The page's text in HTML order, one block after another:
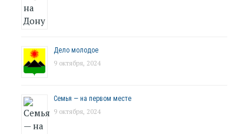
Дело молодое
9 октября, 2024
Семья — на первом месте
9 октября, 2024